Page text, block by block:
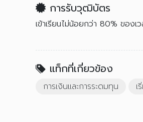
การรับวุฒิบัตร
เข้าเรียนไม่น้อยกว่า 80% ของ
แท็กที่เกี่ยวข้อง
การเงินและการระดมทุน เ